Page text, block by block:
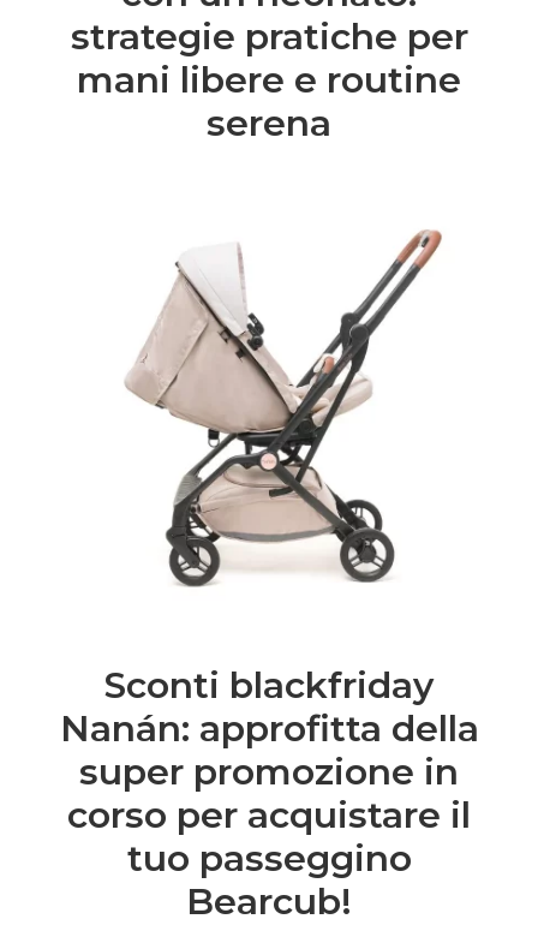
strategie pratiche per
mani libere e routine
serena
Sconti blackfriday
Nanán: approfitta della
super promozione in
corso per acquistare il
tuo passeggino
Bearcub!